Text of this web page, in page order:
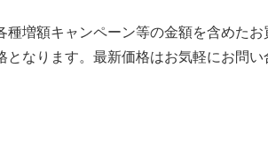
種増額キャンペーン等の金額を含めた
なります。最新価格はお気軽にお問い